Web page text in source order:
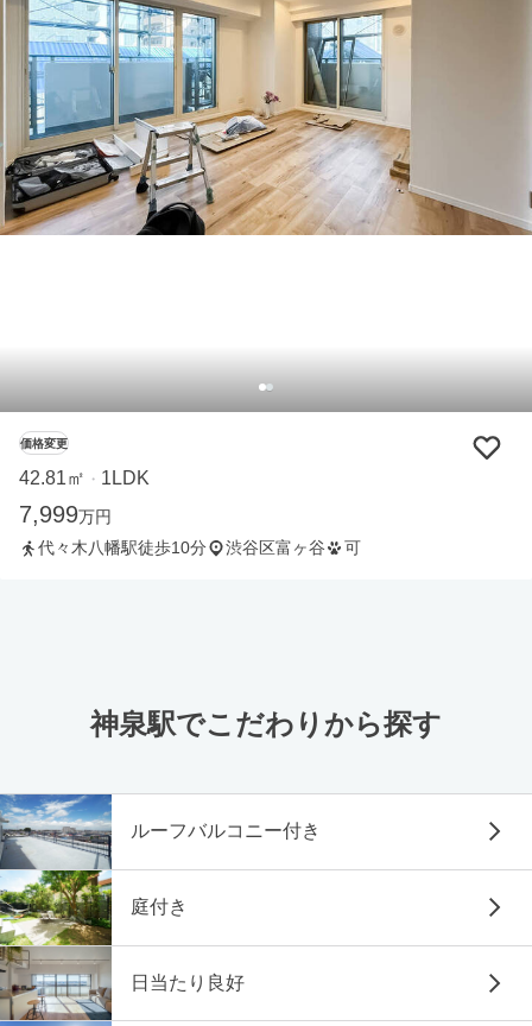
価格変更
42.81㎡ ・ 1LDK
7,999万円
代々木八幡駅徒歩10分
渋谷区富ヶ谷 可
神泉駅でこだわりから探す
ルーフバルコニー付き
庭付き
日当たり良好